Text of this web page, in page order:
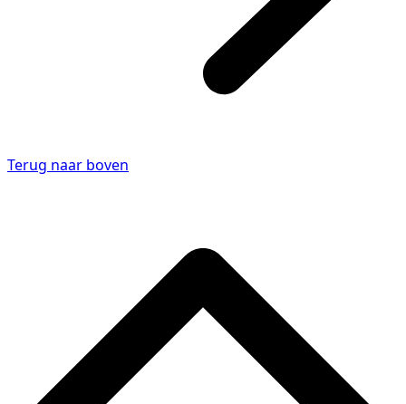
Terug naar boven